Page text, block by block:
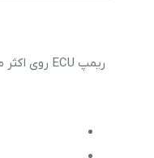
ریمپ ECU روی اکثر مدل‌های موتورسیکلت